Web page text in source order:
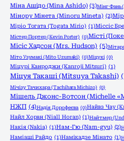
Міна Ашідо (Mina Ashido) (3)Мінг Фань
Мінору Мінета (Minoru Mineta) (2)
Міріо Тогата (Togata Mirio) (1)Міссіс
Містер Портер (Kevin Porter) (0)Місті
Місіс Хадсон (Mrs. Hudson) (5)
Міто Узумакі (Mito Uzumaki) (0)Міцукі (0)
Міцурі Канроджи (Kanroji Mitsuri) (1)
Міцуя Такаші (Mitsuya Takashi)
Мічізу Тачихара (Tachihara Michizo) (0)
Мішель Джонс-Вотсон (Michelle
НЖП (4)Надія Дорофеєва (0)Найвз Чау
Найл Хоран (Niall Horan) (1)Найтмер
Накія (Nakia) (1)Нам-Гю (Nam-gyu) (2)
Наміаші Райдо (1)Намікадзе Мінато (1)